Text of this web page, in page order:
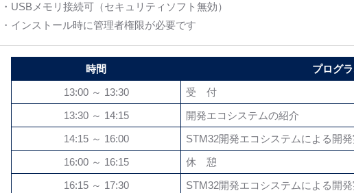
・USBメモリ接続可（セキュリティソフト無効）
・インストール時に管理者権限が必要です
時間
プログ
13:00 ～ 13:30
受 付
13:30 ～ 14:15
開発エコシステムの紹介
14:15 ～ 16:00
STM32開発エコシステムによる開
16:00 ～ 16:15
休 憩
16:15 ～ 17:30
STM32開発エコシステムによる開